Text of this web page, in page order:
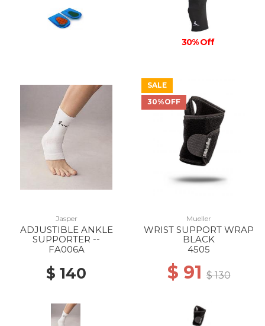
30% Off
Jasper
ADJUSTIBLE ANKLE
SUPPORTER --
FA006A
$ 140
SALE
30%OFF
Mueller
WRIST SUPPORT WRAP
BLACK
4505
$ 91$ 130